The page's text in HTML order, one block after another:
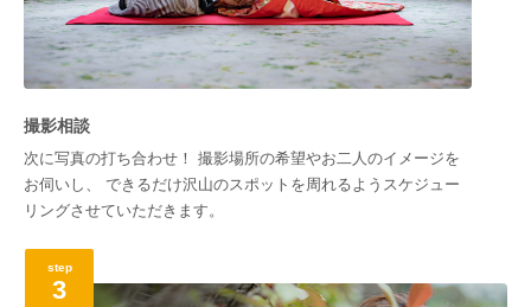
撮影相談
次に写真の打ち合わせ！ 撮影場所の希望やお二人のイメージを
お伺いし、 できるだけ沢山のスポットを周れるようスケジュー
リングさせていただきます。
step
3